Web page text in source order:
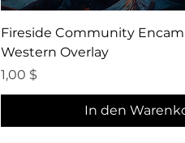
Schnellansicht
Fireside Community
Western Overlay
Preis
1,00 $
In den